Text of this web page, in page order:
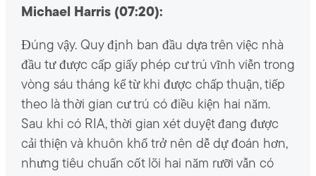
Michael Harris (07:20):
Đúng vậy. Quy định ban đầu dựa trên việc nhà
đầu tư được cấp giấy phép cư trú vĩnh viễn trong
vòng sáu tháng kể từ khi được chấp thuận, tiếp
theo là thời gian cư trú có điều kiện hai năm.
Sau khi có RIA, thời gian xét duyệt đang được
cải thiện và khuôn khổ trở nên dễ dự đoán hơn,
nhưng tiêu chuẩn cốt lõi hai năm rưỡi vẫn có